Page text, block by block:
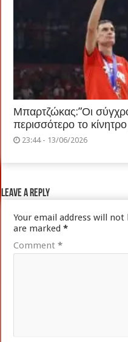
Μπαρτζώκας:”Οι
περισσότερο το
23:44 - 13/06/2026
Leave a Reply
Your email address will not
are marked*
Comment*